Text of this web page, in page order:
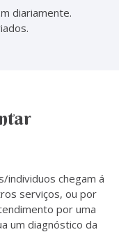
diariamente.
individuos chegam á
serviços, ou por
por uma
um diagnóstico da